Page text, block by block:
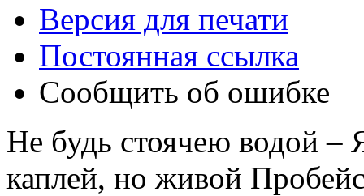
Версия для печати
Постоянная ссылка
Сообщить об ошибке
Не будь стоячею водой –
каплей, но живой